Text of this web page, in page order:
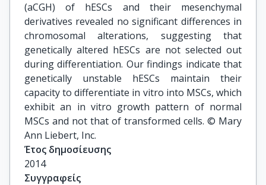
(aCGH) of hESCs and their mesenchymal
derivatives revealed no significant differences in
chromosomal alterations, suggesting that
genetically altered hESCs are not selected out
during differentiation. Our findings indicate that
genetically unstable hESCs maintain their
capacity to differentiate in vitro into MSCs, which
exhibit an in vitro growth pattern of normal
MSCs and not that of transformed cells. © Mary
Ann Liebert, Inc.
Έτος δημοσίευσης
2014
Συγγραφείς